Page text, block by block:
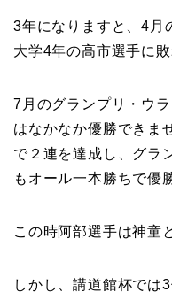
3年になりますと、4月
大学4年の高市選手に敗
7月のグランプリ・ウ
はなかなか優勝できま
で２連を達成し、グラ
もオール一本勝ちで優
この時阿部選手は神童
しかし、講道館杯では